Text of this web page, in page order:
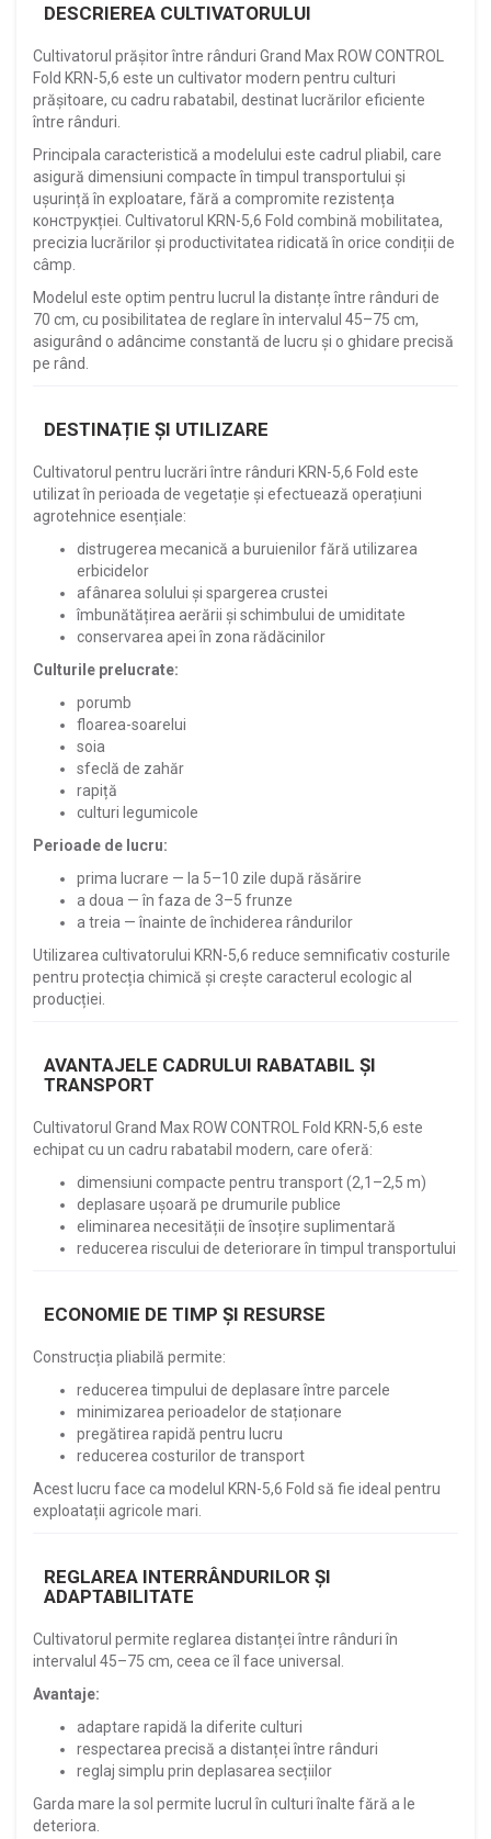
DESCRIEREA CULTIVATORULUI
Cultivatorul prășitor între rânduri Grand Max ROW CONTROL
Fold KRN-5,6 este un cultivator modern pentru culturi
prășitoare, cu cadru rabatabil, destinat lucrărilor eficiente
între rânduri.
Principala caracteristică a modelului este cadrul pliabil, care
asigură dimensiuni compacte în timpul transportului și
ușurință în exploatare, fără a compromite rezistența
конструкției. Cultivatorul KRN-5,6 Fold combină mobilitatea,
precizia lucrărilor și productivitatea ridicată în orice condiții de
câmp.
Modelul este optim pentru lucrul la distanțe între rânduri de
70 cm, cu posibilitatea de reglare în intervalul 45–75 cm,
asigurând o adâncime constantă de lucru și o ghidare precisă
pe rând.
DESTINAȚIE ȘI UTILIZARE
Cultivatorul pentru lucrări între rânduri KRN-5,6 Fold este
utilizat în perioada de vegetație și efectuează operațiuni
agrotehnice esențiale:
distrugerea mecanică a buruienilor fără utilizarea
erbicidelor
afânarea solului și spargerea crustei
îmbunătățirea aerării și schimbului de umiditate
conservarea apei în zona rădăcinilor
Culturile prelucrate:
porumb
floarea-soarelui
soia
sfeclă de zahăr
rapiță
culturi legumicole
Perioade de lucru:
prima lucrare — la 5–10 zile după răsărire
a doua — în faza de 3–5 frunze
a treia — înainte de închiderea rândurilor
Utilizarea cultivatorului KRN-5,6 reduce semnificativ costurile
pentru protecția chimică și crește caracterul ecologic al
producției.
AVANTAJELE CADRULUI RABATABIL ȘI
TRANSPORT
Cultivatorul Grand Max ROW CONTROL Fold KRN-5,6 este
echipat cu un cadru rabatabil modern, care oferă:
dimensiuni compacte pentru transport (2,1–2,5 m)
deplasare ușoară pe drumurile publice
eliminarea necesității de însoțire suplimentară
reducerea riscului de deteriorare în timpul transportului
ECONOMIE DE TIMP ȘI RESURSE
Construcția pliabilă permite:
reducerea timpului de deplasare între parcele
minimizarea perioadelor de staționare
pregătirea rapidă pentru lucru
reducerea costurilor de transport
Acest lucru face ca modelul KRN-5,6 Fold să fie ideal pentru
exploatații agricole mari.
REGLAREA INTERRÂNDURILOR ȘI
ADAPTABILITATE
Cultivatorul permite reglarea distanței între rânduri în
intervalul 45–75 cm, ceea ce îl face universal.
Avantaje:
adaptare rapidă la diferite culturi
respectarea precisă a distanței între rânduri
reglaj simplu prin deplasarea secțiilor
Garda mare la sol permite lucrul în culturi înalte fără a le
deteriora.